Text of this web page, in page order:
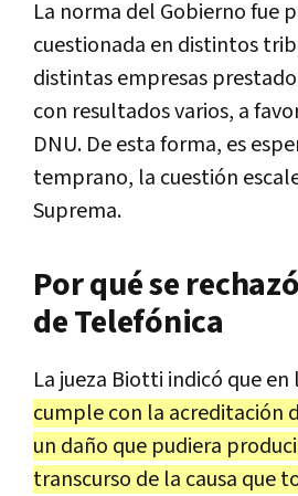
La norma del Gobierno fue
cuestionada en distintos
distintas empresas
con resultados varios, a
DNU. De esta forma, es
temprano, la cuestión
Suprema.
Por qué se
de Telefónica
La jueza Biotti indicó que en
cumple con la acreditación
un daño que pudiera
transcurso de la causa que